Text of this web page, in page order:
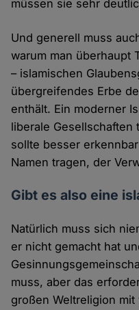
müssen sie sehr
Und generell muss
warum man überhaupt
– islamischen
übergreifendes Erbe
enthält. Ein moderner
liberale
sollte besser
Namen tragen, der
Gibt es also eine
Natürlich muss sich
er nicht gemacht hat
muss, aber das
großen Weltreligion